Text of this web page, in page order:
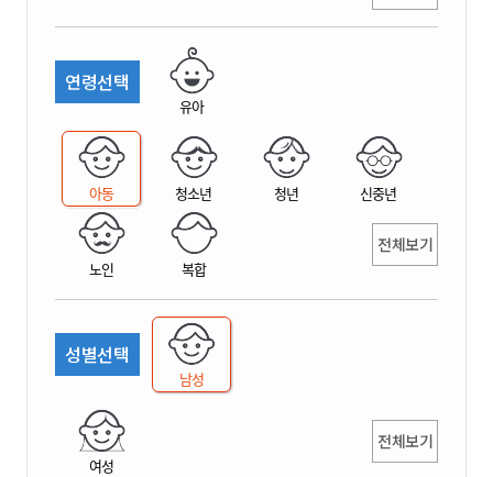
연령선택
유아
아동 청소년 청년 신중년
노인 복합
전체보기
성별선택
남성
여성
전체보기